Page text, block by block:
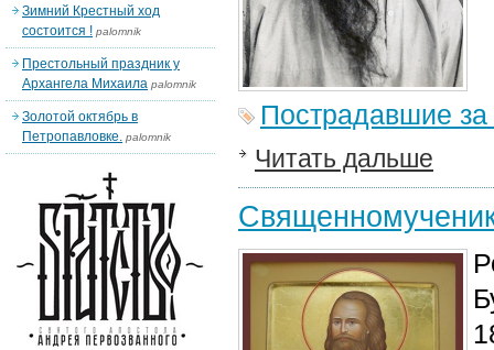
Пострадавшие за
Читать дальше
Зимний Крестный ход
состоится ! palomnik
Престольный праздник у
Архангела Михаила palomnik
Золотой октябрь в
Петропавловке. palomnik